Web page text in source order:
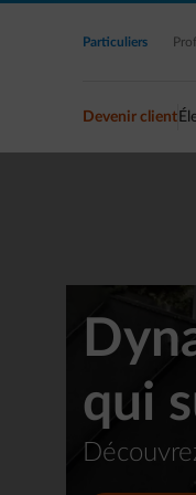
Accéder au
Particuliers
Devenir client
qui